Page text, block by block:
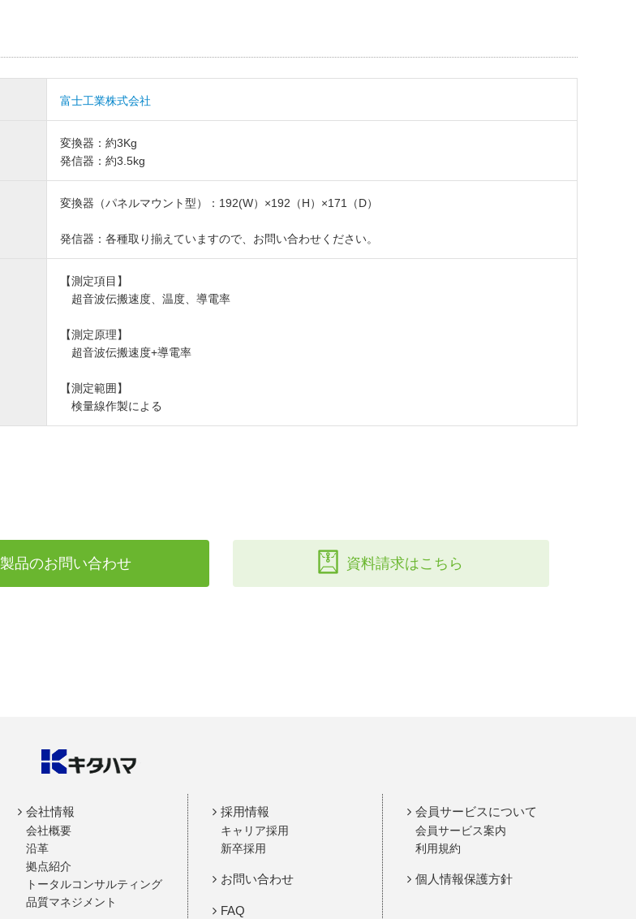
富士工業株式会社
変換器：約3Kg
発信器：約3.5kg
変換器（パネルマウント型）：192(W）×192（H）×171（D）
発信器：各種取り揃えていますので、お問い合わせください。
【測定項目】
超音波伝搬速度、温度、導電率
【測定原理】
超音波伝搬速度+導電率
【測定範囲】
検量線作製による
製品のお問い合わせ 資料請求はこちら
会社情報
会社概要
沿革
拠点紹介
トータルコンサルティング
品質マネジメント
採用情報
キャリア採用
新卒採用
お問い合わせ
FAQ
会員サービスについて
会員サービス案内
利用規約
個人情報保護方針